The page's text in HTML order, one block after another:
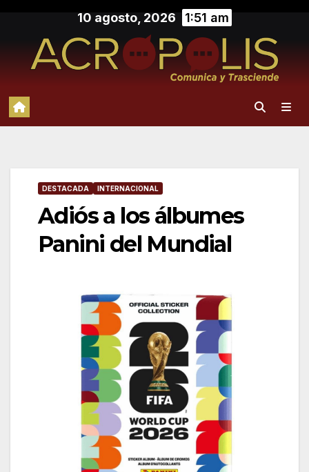
contenido
10 agosto, 2026 1:51 am
DESTACADA INTERNACIONAL
Adiós a los álbumes
Panini del Mundial